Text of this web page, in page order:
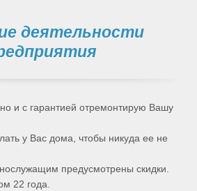
деятельности
и с гарантией отремонтирую Вашу
у Вас дома, чтобы никуда ее не
предусмотрены скидки.
22 года.